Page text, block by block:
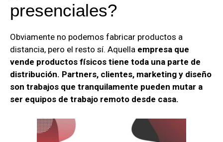
presenciales?
Obviamente no podemos fabricar productos a
distancia, pero el resto sí. Aquella empresa que
vende productos físicos tiene toda una parte de
distribución. Partners, clientes, marketing y diseño
son trabajos que tranquilamente pueden mutar a
ser equipos de trabajo remoto desde casa.